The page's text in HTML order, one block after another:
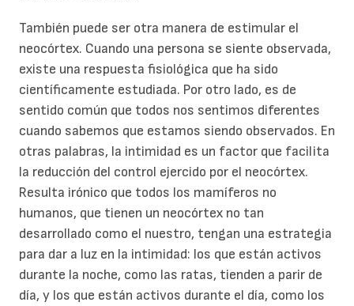
También puede ser otra manera de estimular el
neocórtex. Cuando una persona se siente observada,
existe una respuesta fisiológica que ha sido
científicamente estudiada. Por otro lado, es de
sentido común que todos nos sentimos diferentes
cuando sabemos que estamos siendo observados. En
otras palabras, la intimidad es un factor que facilita
la reducción del control ejercido por el neocórtex.
Resulta irónico que todos los mamíferos no
humanos, que tienen un neocórtex no tan
desarrollado como el nuestro, tengan una estrategia
para dar a luz en la intimidad: los que están activos
durante la noche, como las ratas, tienden a parir de
día, y los que están activos durante el día, como los